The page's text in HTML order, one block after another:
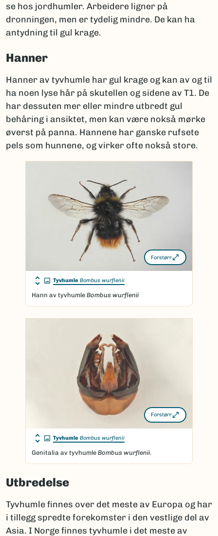
se hos jordhumler. Arbeidere ligner på
dronningen, men er tydelig mindre. De kan ha
antydning til gul krage.
Hanner
Hanner av tyvhumle har gul krage og kan av og til
ha noen lyse hår på skutellen og sidene av T1. De
har dessuten mer eller mindre utbredt gul
behåring i ansiktet, men kan være nokså mørke
øverst på panna. Hannene har ganske rufsete
pels som hunnene, og virker ofte nokså store.
Forstørr
Tyvhumle Bombus wurflenii
Hann av tyvhumle Bombus wurflenii
Forstørr
Tyvhumle Bombus wurflenii
Genitalia av tyvhumle Bombus wurflenii.
Utbredelse
Tyvhumle finnes over det meste av Europa og har
i tillegg spredte forekomster i den vestlige del av
Asia. I Norge finnes tyvhumle i det meste av